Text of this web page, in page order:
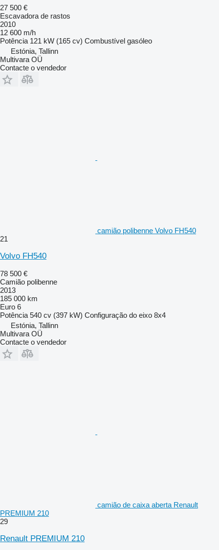
27 500 €
Escavadora de rastos
2010
12 600 m/h
Potência 121 kW (165 cv) Combustível gasóleo
Estónia, Tallinn
Multivara OÜ
Contacte o vendedor
camião polibenne Volvo FH540
21
Volvo FH540
78 500 €
Camião polibenne
2013
185 000 km
Euro 6
Potência 540 cv (397 kW) Configuração do eixo 8x4
Estónia, Tallinn
Multivara OÜ
Contacte o vendedor
camião de caixa aberta Renault
PREMIUM 210
29
Renault PREMIUM 210